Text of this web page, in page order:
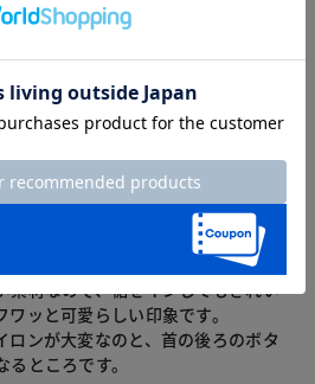
出かけにはいいと思います
サイズ：9号
しました。
すい色です。形もパンツにもスカー
素材なので、裾をインしてもきれい
ッと可愛らしい印象です。
ロンが大変なのと、首の後ろのボタ
ところです。